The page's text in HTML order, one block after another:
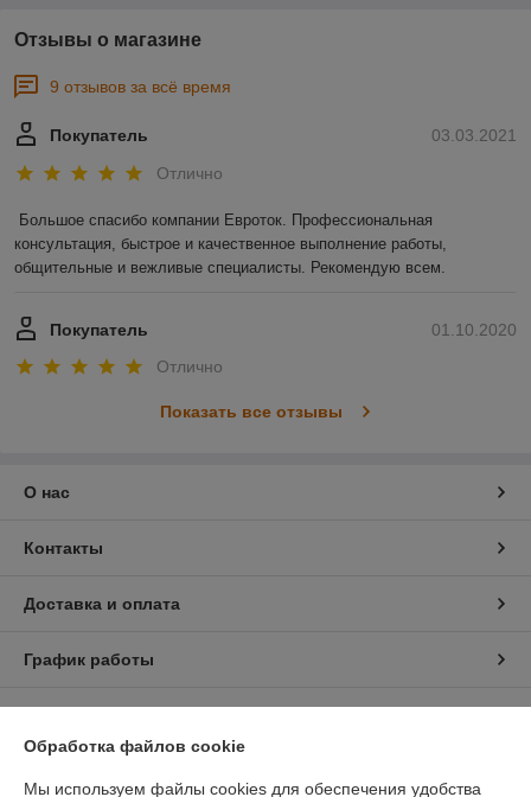
Отзывы о магазине
9 отзывов за всё время
03.03.2021
Покупатель
Отлично
Большое спасибо компании Евроток. Профессиональная
консультация, быстрое и качественное выполнение работы,
общительные и вежливые специалисты. Рекомендую всем.
01.10.2020
Покупатель
Отлично
Показать все отзывы
О нас
Контакты
Доставка и оплата
График работы
Обработка файлов cookie
Мы используем файлы cookies для обеспечения удобства